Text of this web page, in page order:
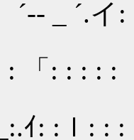
_ ´.イ
「: : : : :
ｲ: :ｌ: : :